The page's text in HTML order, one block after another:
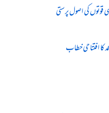
کی اصول پرستی
کا افتتاحی خطاب